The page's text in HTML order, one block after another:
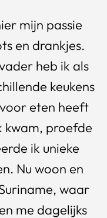
mijn passie
en drankjes.
heb ik als
keukens
eten heeft
kwam, proefde
ik unieke
Nu woon en
waar
me dagelijks